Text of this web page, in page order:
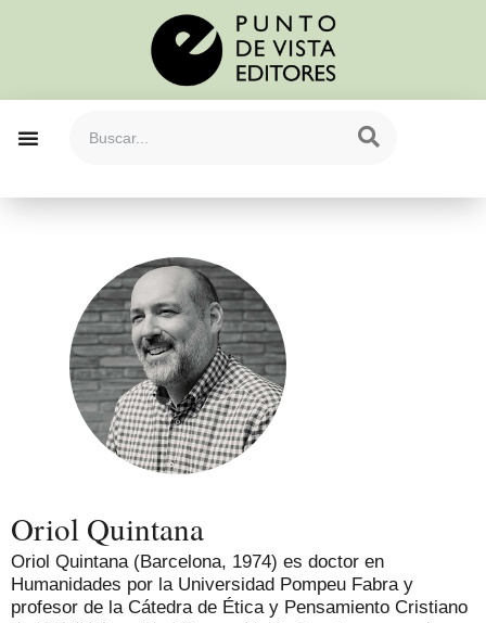
Oriol Quintana
Oriol Quintana (Barcelona, 1974) es doctor en
Humanidades por la Universidad Pompeu Fabra y
profesor de la Cátedra de Ética y Pensamiento Cristiano